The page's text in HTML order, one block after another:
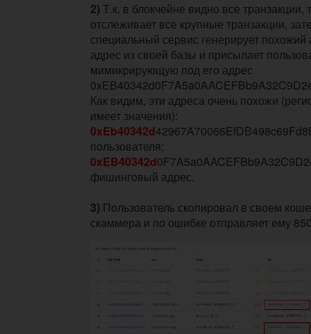
2) Т.к. в блокчейне видно все транзакции,
отслеживает все крупные транзакции,
специальный сервис генерирует похожий
адрес из своей базы и присылает
мимикрирующую под его адрес
Как видим, эти адреса очень похожи
имеет значения):
0xEb40342d
пользователя;
0xEB40342d
фишинговый адрес.
3) Пользователь скопировал в своем
скаммера и по ошибке отправляет ему